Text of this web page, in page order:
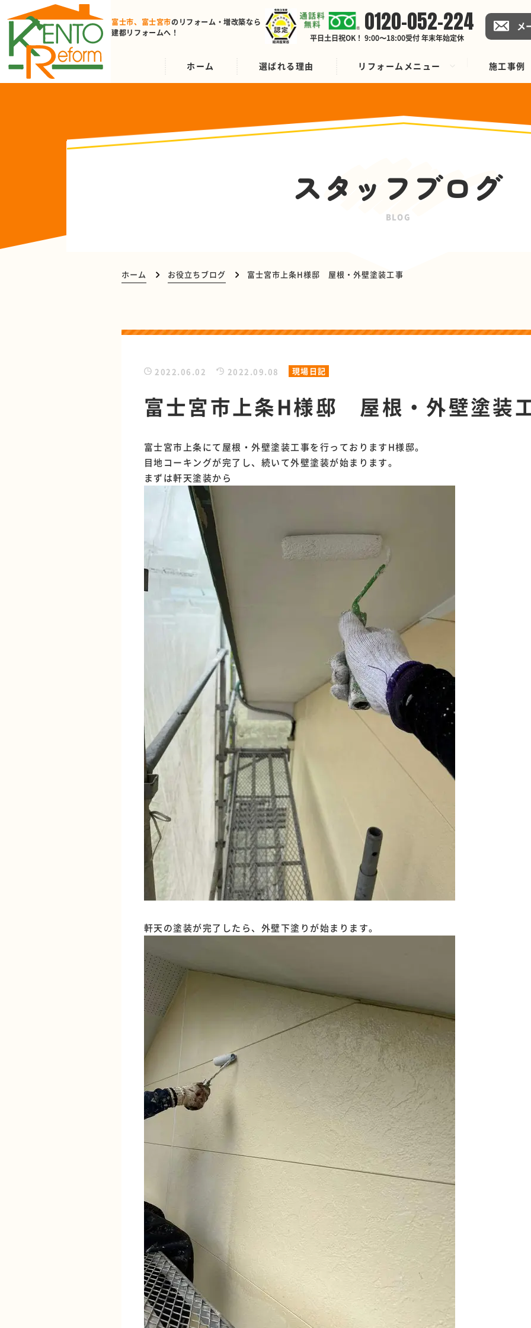
富士市、富士宮市のリフォーム ・増改築なら
建都リフォームへ！
0120-052-224
平日土日祝OK！ 9:00〜18:00受付 年末年始定休
メ
ホーム 選ばれる理由 リフォームメニュー 施工事例
スタッフブログ
BLOG
ホーム お役立ちブログ 富士宮市上条H様邸 屋根・外壁塗装工事
2022.06.02 2022.09.08 現場日記
富士宮市上条H様邸 屋根・外壁塗装
富士宮市上条にて屋根・外壁塗装工事を行っておりますH様邸。
目地コーキングが完了し、続いて外壁塗装が始まります。
まずは軒天塗装から
軒天の塗装が完了したら、外壁下塗りが始まります。